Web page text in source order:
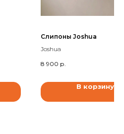
Слипоны Joshua
Joshua
8 900 р.
В корзину